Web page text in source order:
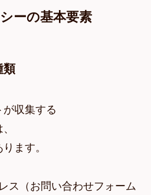
ーの基本要素
類
収集する
ます。
ス（お問い合わせフォーム